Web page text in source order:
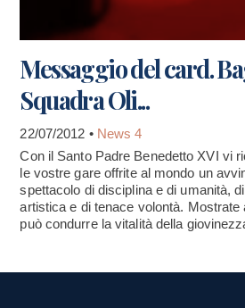
Messaggio del card.
Squadra Oli...
22/07/2012 • News 4
Con il Santo Padre Benedetto XVI vi
le vostre gare offrite al mondo un
spettacolo di disciplina e di umanità,
artistica e di tenace volontà. Mostrate
può condurre la vitalità della